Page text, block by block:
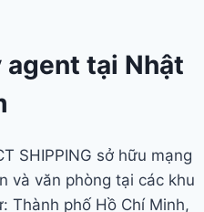
tại Nhật
SHIPPING sở hữu mạng
và văn phòng tại các khu
Thành phố Hồ Chí Minh,